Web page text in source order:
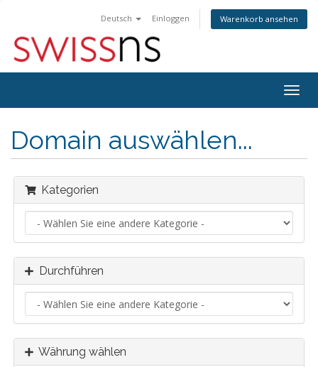
Deutsch Einloggen Warenkorb ansehen
ein-/
Domain auswählen...
Kategorien
Durchführen
Währung wählen